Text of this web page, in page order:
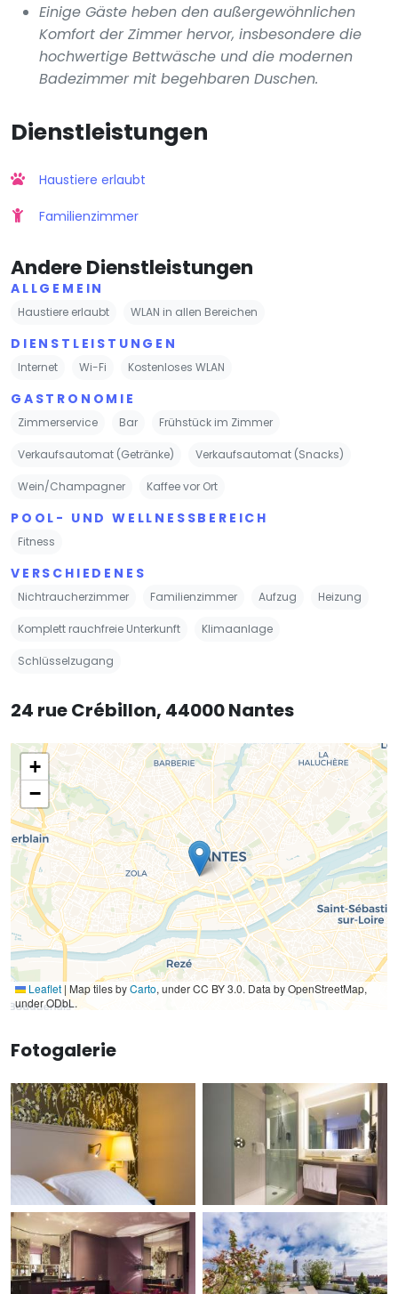
Einige Gäste heben den außergewöhnlichen
Komfort der Zimmer hervor, insbesondere die
hochwertige Bettwäsche und die modernen
Badezimmer mit begehbaren Duschen.
Dienstleistungen
Haustiere erlaubt
Familienzimmer
Andere Dienstleistungen
ALLGEMEIN
Haustiere erlaubt WLAN in allen Bereichen
DIENSTLEISTUNGEN
Internet Wi-Fi Kostenloses WLAN
GASTRONOMIE
Zimmerservice Bar Frühstück im Zimmer
Verkaufsautomat (Getränke) Verkaufsautomat (Snacks)
Wein/Champagner Kaffee vor Ort
POOL- UND WELLNESSBEREICH
Fitness
VERSCHIEDENES
Nichtraucherzimmer Familienzimmer Aufzug Heizung
Komplett rauchfreie Unterkunft Klimaanlage
Schlüsselzugang
24 rue Crébillon, 44000 Nantes
+
−
Leaflet | Map tiles byCarto, under CC BY 3.0. Data by OpenStreetMap,
under ODbL.
Fotogalerie